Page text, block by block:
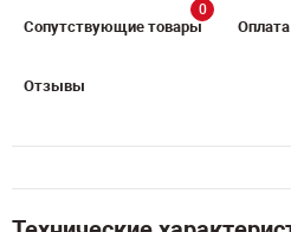
Сопутствующие товары
0
Отзывы